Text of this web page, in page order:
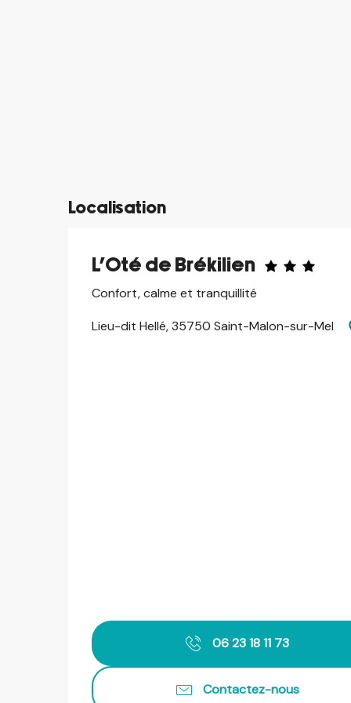
Localisation
L'Oté de Brékilien
Confort, calme et tranquillité
Lieu-dit Hellé, 35750 Saint-Malon-sur-Mel
06 23 18 11 73
Contactez-nous